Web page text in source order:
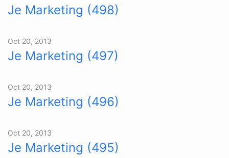
Je Marketing (498)
Oct 20, 2013
Je Marketing (497)
Oct 20, 2013
Je Marketing (496)
Oct 20, 2013
Je Marketing (495)